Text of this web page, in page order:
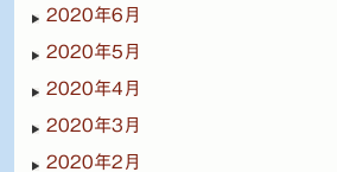
2020年6月
2020年5月
2020年4月
2020年3月
2020年2月